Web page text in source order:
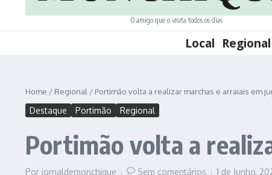
O amigo que o visita todos os dias
Local Regional
Home / Regional / Portimão volta a realizar marchas e arraiais em
Destaque Portimão Regional
Portimão volta a
Por jornaldemonchique Sem comentários 1 de Junho,